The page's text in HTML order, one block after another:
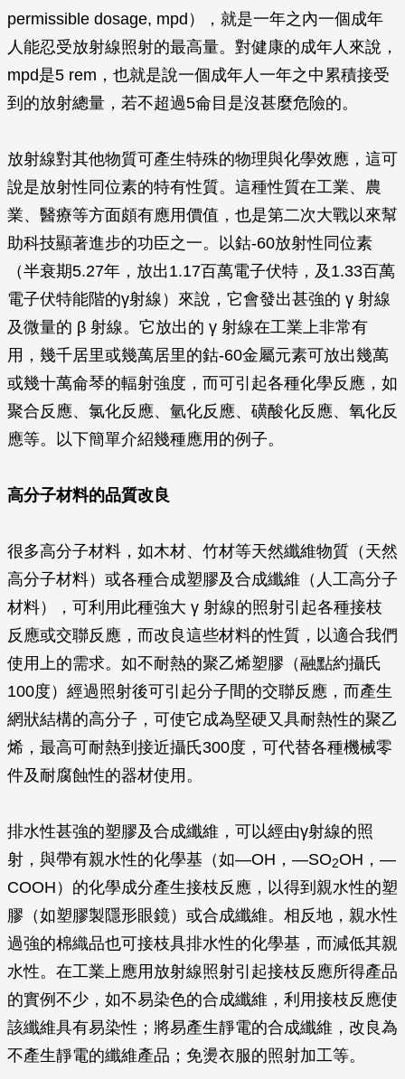
permissible dosage, mpd），就是一年之內一個成年
人能忍受放射線照射的最高量。對健康的成年人來說，
mpd是5 rem，也就是說一個成年人一年之中累積接受
到的放射總量，若不超過5侖目是沒甚麼危險的。
放射線對其他物質可產生特殊的物理與化學效應，這可
說是放射性同位素的特有性質。這種性質在工業、農
業、醫療等方面頗有應用價值，也是第二次大戰以來幫
助科技顯著進步的功臣之一。以鈷-60放射性同位素
（半衰期5.27年，放出1.17百萬電子伏特，及1.33百萬
電子伏特能階的γ射線）來說，它會發出甚強的 γ 射線
及微量的 β 射線。它放出的 γ 射線在工業上非常有
用，幾千居里或幾萬居里的鈷-60金屬元素可放出幾萬
或幾十萬侖琴的輻射強度，而可引起各種化學反應，如
聚合反應、氯化反應、氫化反應、磺酸化反應、氧化反
應等。以下簡單介紹幾種應用的例子。
高分子材料的品質改良
很多高分子材料，如木材、竹材等天然纖維物質（天然
高分子材料）或各種合成塑膠及合成纖維（人工高分子
材料），可利用此種強大 γ 射線的照射引起各種接枝
反應或交聯反應，而改良這些材料的性質，以適合我們
使用上的需求。如不耐熱的聚乙烯塑膠（融點約攝氏
100度）經過照射後可引起分子間的交聯反應，而產生
網狀結構的高分子，可使它成為堅硬又具耐熱性的聚乙
烯，最高可耐熱到接近攝氏300度，可代替各種機械零
件及耐腐蝕性的器材使用。
排水性甚強的塑膠及合成纖維，可以經由γ射線的照
射，與帶有親水性的化學基（如—OH，—SO2OH，—
COOH）的化學成分產生接枝反應，以得到親水性的塑
膠（如塑膠製隱形眼鏡）或合成纖維。相反地，親水性
過強的棉織品也可接枝具排水性的化學基，而減低其親
水性。在工業上應用放射線照射引起接枝反應所得產品
的實例不少，如不易染色的合成纖維，利用接枝反應使
該纖維具有易染性；將易產生靜電的合成纖維，改良為
不產生靜電的纖維產品；免燙衣服的照射加工等。